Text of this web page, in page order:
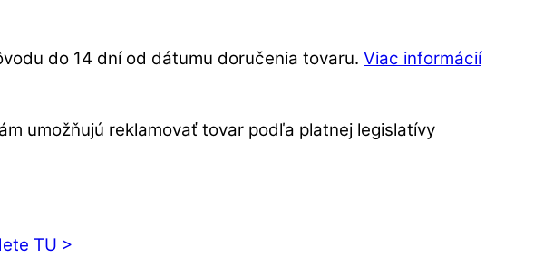
do 14 dní od dátumu doručenia tovaru. Viac informácií
umožňujú reklamovať tovar podľa platnej legislatívy
TU >